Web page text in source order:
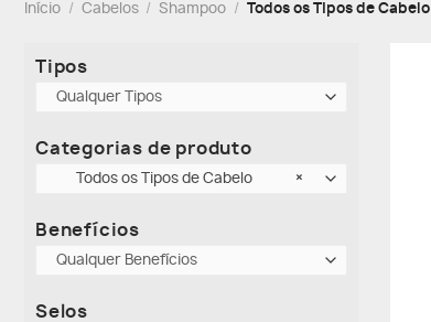
Início / Cabelos / Shampoo / Todos os Tipos de Cabelo
Tipos
Qualquer Tipos
Categorias de produto
×
Todos os Tipos de Cabelo
Benefícios
Qualquer Benefícios
Selos